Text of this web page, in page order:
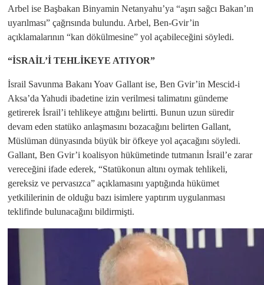
Arbel ise Başbakan Binyamin Netanyahu’ya “aşırı sağcı Bakan’ın
uyarılması” çağrısında bulundu. Arbel, Ben-Gvir’in
açıklamalarının “kan dökülmesine” yol açabileceğini söyledi.
“İSRAİL’İ TEHLİKEYE ATIYOR”
İsrail Savunma Bakanı Yoav Gallant ise, Ben Gvir’in Mescid-i
Aksa’da Yahudi ibadetine izin verilmesi talimatını gündeme
getirerek İsrail’i tehlikeye attığını belirtti. Bunun uzun süredir
devam eden statüko anlaşmasını bozacağını belirten Gallant,
Müslüman dünyasında büyük bir öfkeye yol açacağını söyledi.
Gallant, Ben Gvir’i koalisyon hükümetinde tutmanın İsrail’e zarar
vereceğini ifade ederek, “Statükonun altını oymak tehlikeli,
gereksiz ve pervasızca” açıklamasını yaptığında hükümet
yetkililerinin de olduğu bazı isimlere yaptırım uygulanması
teklifinde bulunacağını bildirmişti.